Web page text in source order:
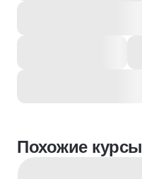
Похожие курсы